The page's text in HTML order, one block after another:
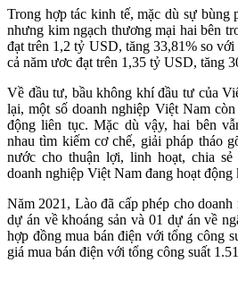
Trong hợp tác kinh tế, mặc dù sự bùng
nhưng kim ngạch thương mại hai bên
đạt trên 1,2 tỷ USD, tăng 33,81%so với
cả năm ươc đạt trên 1,35 tỷ USD, tăng
Về đầu tư, bầu không khí đầu tư của
lại, một sốdoanh nghiệp Việt Nam
động liên tục. Mặc dù vậy, hai bên
nhau tìm kiếm cơ chế, giải pháp tháo
nước cho thuận lợi, linh hoạt, chia
doanh nghiệp Việt Nam đang hoạt
Năm 2021, Lào đã cấp phép chodoanh
dự án về khoáng sản và 01 dự án về
hợp đồng mua bán điện với tổng công
giá mua bán điện với tổng công suất